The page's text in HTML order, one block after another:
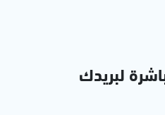
لبريدك